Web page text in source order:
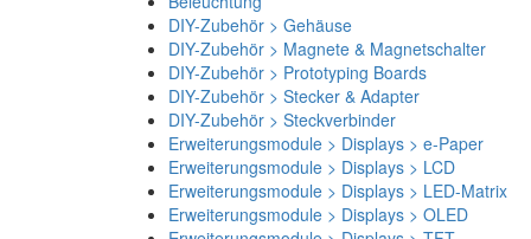
DIY-Zubehör > Gehäuse
DIY-Zubehör > Magnete & Magnetschalter
DIY-Zubehör > Prototyping Boards
DIY-Zubehör > Stecker & Adapter
DIY-Zubehör > Steckverbinder
Erweiterungsmodule > Displays > e-Paper
Erweiterungsmodule > Displays > LCD
Erweiterungsmodule > Displays > LED-Matrix
Erweiterungsmodule > Displays > OLED